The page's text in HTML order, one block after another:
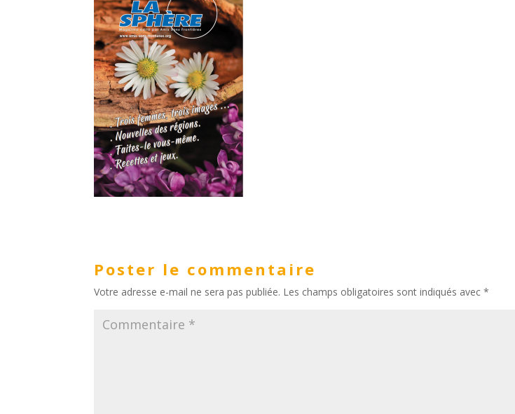
Poster le commentaire
Votre adresse e-mail ne sera pas publiée. Les champs obligatoires sont indiqués avec*